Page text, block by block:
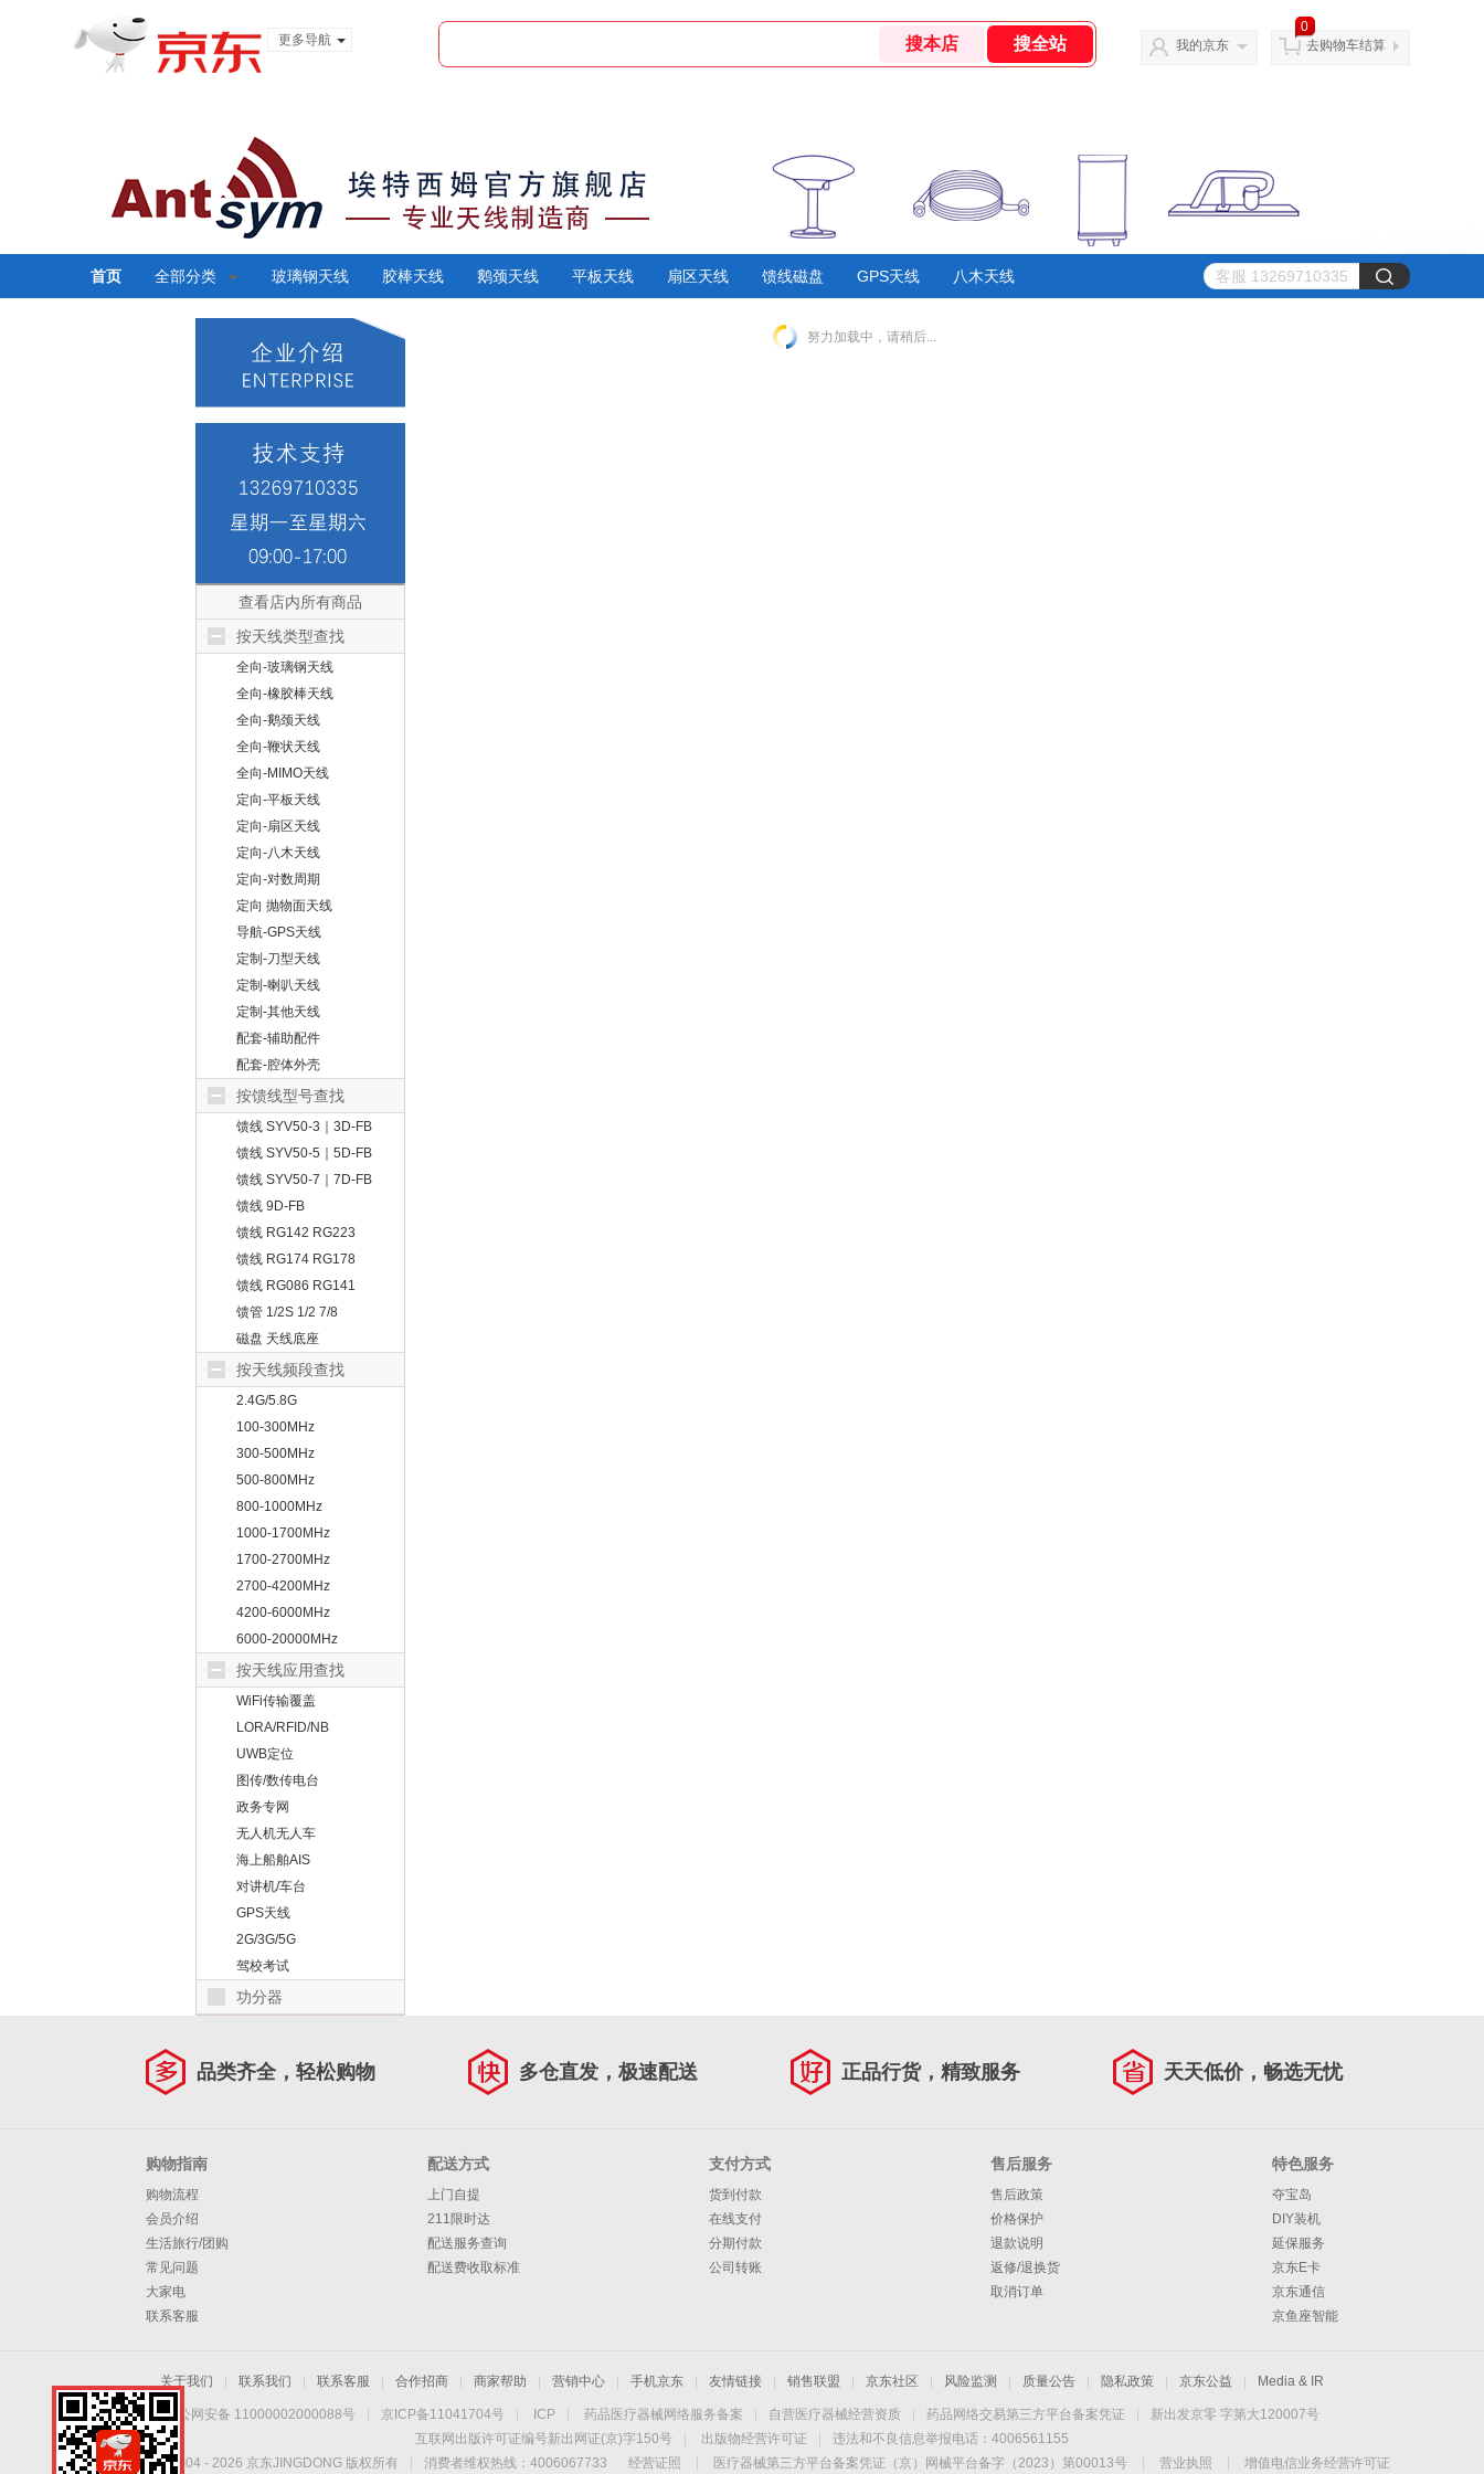
更多导航
我的京东
0
去购物车结算
首页 全部分类 玻璃钢天线 胶棒天线 鹅颈天线 平板天线 扇区天线 馈线磁盘 GPS天线 八木天线
查看店内所有商品
按天线类型查找
全向-玻璃钢天线
全向-橡胶棒天线
全向-鹅颈天线
全向-鞭状天线
全向-MIMO天线
定向-平板天线
定向-扇区天线
定向-八木天线
定向-对数周期
定向 抛物面天线
导航-GPS天线
定制-刀型天线
定制-喇叭天线
定制-其他天线
配套-辅助配件
配套-腔体外壳
按馈线型号查找
馈线 SYV50-3｜3D-FB
馈线 SYV50-5｜5D-FB
馈线 SYV50-7｜7D-FB
馈线 9D-FB
馈线 RG142 RG223
ALSR200
馈线 RG174 RG178
RG316
馈线 RG086 RG141
馈管 1/2S 1/2 7/8
磁盘 天线底座
按天线频段查找
2.4G/5.8G
100-300MHz
300-500MHz
500-800MHz
800-1000MHz
1000-1700MHz
1700-2700MHz
2700-4200MHz
4200-6000MHz
6000-20000MHz
按天线应用查找
WiFi传输覆盖
LORA/RFID/NB
UWB定位
图传/数传电台
政务专网
无人机无人车
海上船舶AIS
对讲机/车台
GPS天线
2G/3G/5G
驾校考试
功分器
努力加载中，请稍后...
品类齐全，轻松购物 多仓直发，极速配送 正品行货，精致服务 天天低价，畅选无忧
购物指南
购物流程
会员介绍
生活旅行/团购
常见问题
大家电
联系客服
配送方式
上门自提
211限时达
配送服务查询
配送费收取标准
支付方式
货到付款
在线支付
分期付款
公司转账
售后服务
售后政策
价格保护
退款说明
返修/退换货
取消订单
特色服务
夺宝岛
DIY装机
延保服务
京东E卡
京东通信
京鱼座智能
关于我们 联系我们 联系客服 合作招商 商家帮助 营销中心 手机京东 友情链接 销售联盟 京东社区 风险监测 质量公告 隐私政策 京东公益 Media & IR
京公网安备 11000002000088号 京ICP备11041704号 ICP 药品医疗器械网络服务备案 自营医疗器械经营资质 药品网络交易第三方平台备案凭证
新出发京零 字第大120007号
互联网出版许可证编号新出网证(京)字150号
出版物经营许可证
违法和不良信息举报电话：4006561155
Copyright © 2004 - 2026 京东JINGDONG 版权所有 消费者维权热线：4006067733 经营证照 医疗器械第三方平台备案凭证（京）网械平台备字（2023）第00013号 营业执照 增值电信业务经营许可证